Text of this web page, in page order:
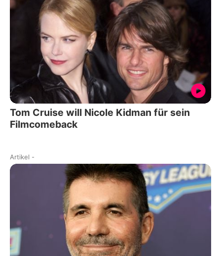
Tom Cruise will Nicole Kidman für sein
Filmcomeback
Artikel -